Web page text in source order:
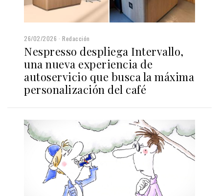
26/02/2026 Redacción
Nespresso despliega Intervallo,
una nueva experiencia de
autoservicio que busca la máxima
personalización del café